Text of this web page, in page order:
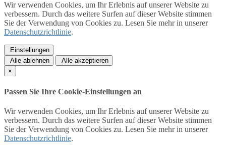
Wir verwenden Cookies, um Ihr Erlebnis auf unserer Website zu
verbessern. Durch das weitere Surfen auf dieser Website stimmen
Sie der Verwendung von Cookies zu. Lesen Sie mehr in unserer
Datenschutzrichtlinie.
Einstellungen
Alle ablehnen
Alle akzeptieren
×
Passen Sie Ihre Cookie-Einstellungen an
Wir verwenden Cookies, um Ihr Erlebnis auf unserer Website zu
verbessern. Durch das weitere Surfen auf dieser Website stimmen
Sie der Verwendung von Cookies zu. Lesen Sie mehr in unserer
Datenschutzrichtlinie.